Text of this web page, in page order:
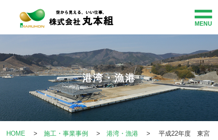
MENU
事業紹介
企業情報
施工・事業事例
港湾・漁港
HOME >施工・事業事例 >港湾・漁港 > 平成22年度 東宮